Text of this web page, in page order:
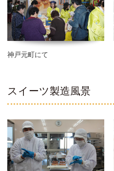
神戸元町にて
スイーツ製造風景